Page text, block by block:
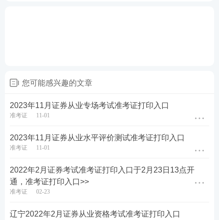
您可能感兴趣的文章
2023年11月证券从业专场考试准考证打印入口
准考证 11-01
2023年11月证券从业水平评价测试准考证打印入口
准考证 11-01
2022年2月证券考试准考证打印入口于2月23日13点开
通，准考证打印入口>>
准考证 02-23
辽宁2022年2月证券从业资格考试准考证打印入口